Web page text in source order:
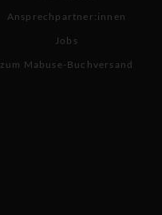
Ansprechpartner:innen
Jobs
zum Mabuse-Buchversand